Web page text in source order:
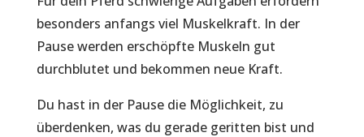
besonders anfangs viel Muskelkraft. In der
Pause werden erschöpfte Muskeln gut
durchblutet und bekommen neue Kraft.
Du hast in der Pause die Möglichkeit, zu
überdenken, was du gerade geritten bist und